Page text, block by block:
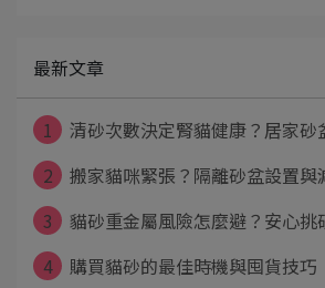
最新文章
1
清砂次數決定腎貓健康？居家砂
2
搬家貓咪緊張？隔離砂盆設置與
3
貓砂重金屬風險怎麼避？安心挑
4
購買貓砂的最佳時機與囤貨技